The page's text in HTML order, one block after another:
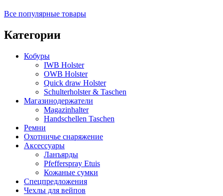
Все популярные товары
Категории
Кобуры
IWB Holster
OWB Holster
Quick draw Holster
Schulterholster & Taschen
Магазинодержатели
Magazinhalter
Handschellen Taschen
Ремни
Охотничье снаряжение
Аксессуары
Ланъярды
Pfefferspray Etuis
Кожаные сумки
Спецпредложения
Чехлы для вейпов